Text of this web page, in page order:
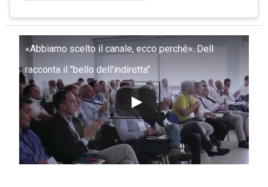
«Abbiamo scelto il canale, ecco perché». Dell
racconta il "bello dell'indiretta"